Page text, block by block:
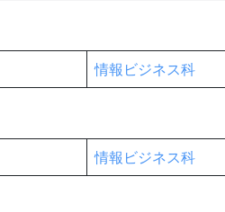
情報ビジネス科
情報ビジネス科